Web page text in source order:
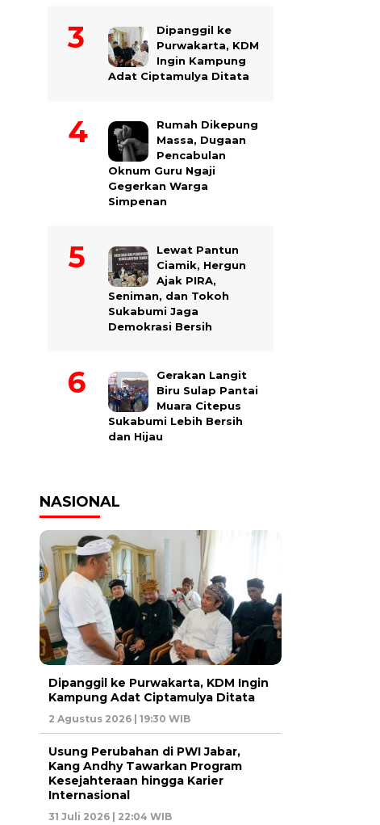
Dipanggil ke
Purwakarta, KDM
Ingin Kampung
Adat Ciptamulya Ditata
Rumah Dikepung
Massa, Dugaan
Pencabulan
Oknum Guru Ngaji
Gegerkan Warga
Simpenan
Lewat Pantun
Ciamik, Hergun
Ajak PIRA,
Seniman, dan Tokoh
Sukabumi Jaga
Demokrasi Bersih
Gerakan Langit
Biru Sulap Pantai
Muara Citepus
Sukabumi Lebih Bersih
dan Hijau
NASIONAL
Dipanggil ke Purwakarta, KDM Ingin
Kampung Adat Ciptamulya Ditata
2 Agustus 2026 | 19:30 WIB
Usung Perubahan di PWI Jabar,
Kang Andhy Tawarkan Program
Kesejahteraan hingga Karier
Internasional
31 Juli 2026 | 22:04 WIB